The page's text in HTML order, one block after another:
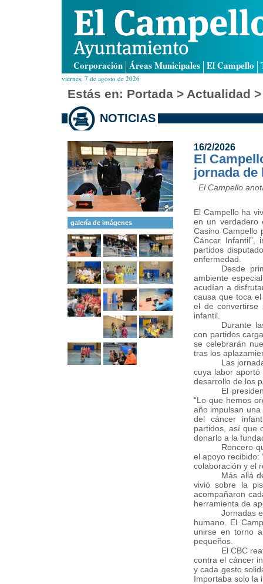
Corporación Áreas Municipales El Campello
viernes, 7 de agosto de 2026
Estás en: Portada > Actualidad
NOTICIAS
galería de imágenes
16/2/2026
El
jornada de
El Campello
El Campello ha
en un verdadero
Casino Campello
Cáncer
partidos
enfermedad.
Desde
ambiente
acudían a
causa que toca
el de convertirse
infantil.
Durante
con partidos
se celebrarán
tras los
Las
cuya labor
desarrollo de los
El
“Lo que hemos
año impulsan
del cáncer
partidos, así que
donarlo a la
Roncero
el apoyo recibido:
colaboración y el
Más allá
vivió sobre la
acompañaron
herramienta de
Jornadas
humano. El
unirse en torno
pequeños.
El CBC
contra el cáncer
y cada gesto
Importaba solo la